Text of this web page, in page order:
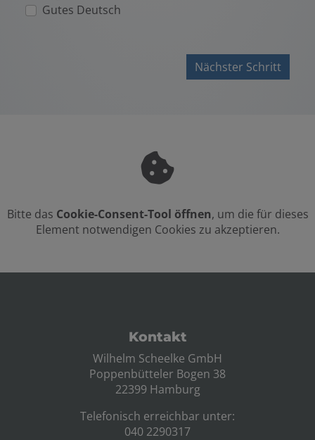
Gutes Deutsch
Nächster Schritt
Bitte das Cookie-Consent-Tool öffnen, um die für dieses
Element notwendigen Cookies zu akzeptieren.
Kontakt
Wilhelm Scheelke GmbH
Poppenbütteler Bogen 38
22399 Hamburg
Telefonisch erreichbar unter:
040 2290317